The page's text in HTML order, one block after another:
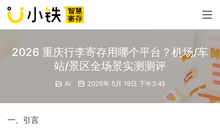
2026 重庆行李寄存用哪个平台？机场/车
站/景区全场景实测测评
Ai 2026年 5月 19日 下午3:45
一、引言